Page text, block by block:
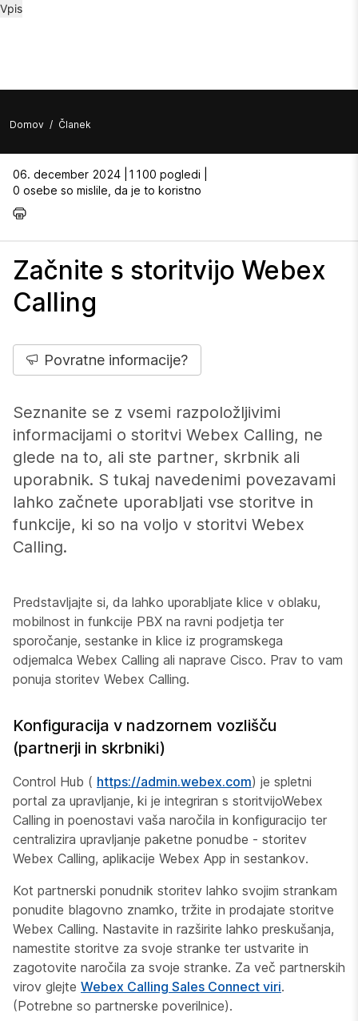
Vpis
Domov / Članek
06. december 2024 |
1100 pogledi |
0 osebe so mislile, da je to koristno
Začnite s storitvijo Webex
Calling
Povratne informacije?
Seznanite se z vsemi razpoložljivimi
informacijami o storitvi Webex Calling, ne
glede na to, ali ste partner, skrbnik ali
uporabnik. S tukaj navedenimi povezavami
lahko začnete uporabljati vse storitve in
funkcije, ki so na voljo v storitvi Webex
Calling.
Predstavljajte si, da lahko uporabljate klice v oblaku,
mobilnost in funkcije PBX na ravni podjetja ter
sporočanje, sestanke in klice iz programskega
odjemalca Webex Calling ali naprave Cisco. Prav to vam
ponuja storitev Webex Calling.
Konfiguracija v nadzornem vozlišču
(partnerji in skrbniki)
Control Hub ( https://admin.webex.com) je spletni
portal za upravljanje, ki je integriran s storitvijoWebex
Calling in poenostavi vaša naročila in konfiguracijo ter
centralizira upravljanje paketne ponudbe - storitev
Webex Calling, aplikacije Webex App in sestankov.
Kot partnerski ponudnik storitev lahko svojim strankam
ponudite blagovno znamko, tržite in prodajate storitve
Webex Calling. Nastavite in razširite lahko preskušanja,
namestite storitve za svoje stranke ter ustvarite in
zagotovite naročila za svoje stranke. Za več partnerskih
virov glejte Webex Calling Sales Connect viri.
(Potrebne so partnerske poverilnice).